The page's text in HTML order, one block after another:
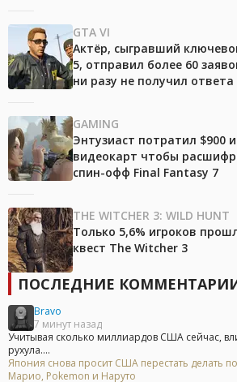
GTA VI
Актёр, сыгравший
5, отправил более 60
ни разу не получил ответа
GAMING
Энтузиаст потратил $900
видеокарт чтобы
спин-офф Final Fantasy 7
THE WITCHER 3: WILD HUNT
Только 5,6% игроков
квест The Witcher 3
ПОСЛЕДНИЕ
Bravo
7 минут назад
Учитывая сколько миллиардов США сейчас,
рухула....
Япония снова просит США перестать делать
Марио, Pokemon и Наруто